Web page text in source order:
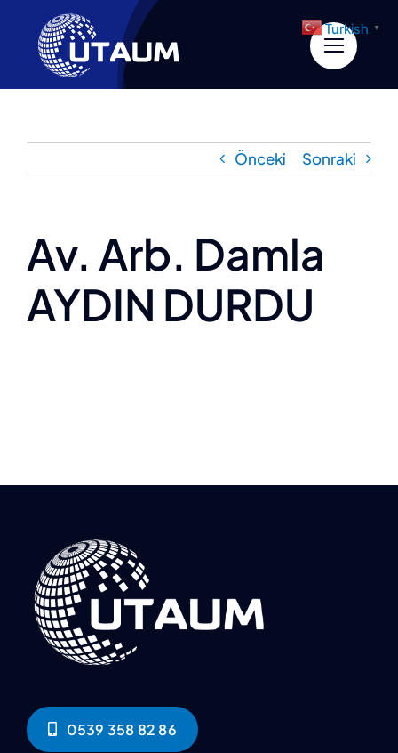
Önceki Sonraki
Av. Arb. Damla
AYDIN DURDU
0539 358 82 86
Turkish ▼